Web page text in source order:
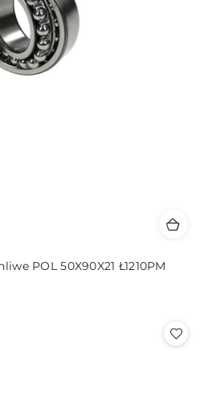
POL 50X90X21 Ł1210PM